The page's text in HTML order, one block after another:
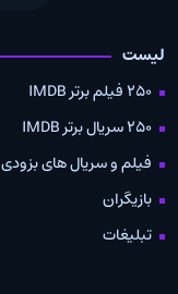
لیست
250 فیلم برتر IMDB
250 سریال برتر IMDB
فیلم و سریال های بزودی
بازیگران
تبلیغات